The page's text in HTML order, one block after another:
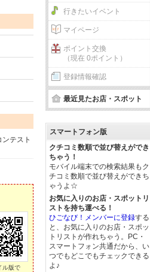
テスト
ル版で
行きたいイベント
マイページ
ポイント交換
（現在 0ポイント）
登録情報確認
最近見たお店・スポット
スマートフォン版
クチコミ数順で並び替えができ
ちゃう！
モバイル端末での検索結果もク
チコミ数順で並び替えができち
ゃうよ☆
お気に入りのお店・スポットリ
ストを持ち運べる！
ひごなび！メンバーに登録する
と、お気に入りのお店・スポッ
トリストが作れちゃう。PC・
スマートフォン共通だから、い
つでもどこでもチェックできる
よ♪